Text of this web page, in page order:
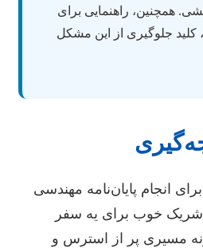
همچنین، راهنمایی برای
کلید جلوگیری از این مشکل
انجام پایان‌نامه مهندسی
شریک خوب برای یه سفر
مسیری پر از استرس و